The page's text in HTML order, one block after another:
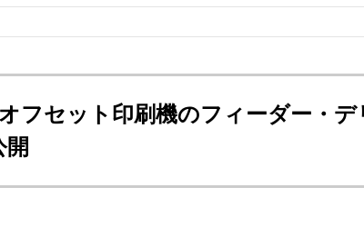
ビュー コレクション
・地域
フセット印刷機のフィーダー・デ